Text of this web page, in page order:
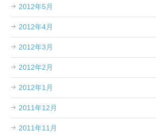
2012年5月
2012年4月
2012年3月
2012年2月
2012年1月
2011年12月
2011年11月